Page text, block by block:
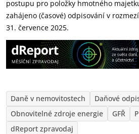
postupu pro položky hmotného
zahájeno ‎‎(časové) odpisování v
31. července 2025.‎
Daně v nemovitostech
Daňové
Obnovitelné zdroje energie
GFŘ
dReport zpravodaj